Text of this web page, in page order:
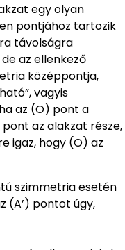
egy olyan
pontjához tartozik
távolságra
az ellenkező
középpontja,
vagyis
az (O) pont a
az alakzat része,
igaz, hogy (O) az
szimmetria esetén
(A’) pontot úgy,